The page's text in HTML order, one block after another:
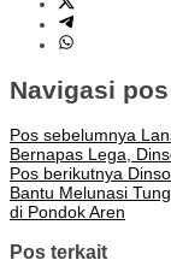
Navigasi pos
Pos sebelumnya
Bernapas Lega,
Pos berikutnya
Bantu Melunasi
di Pondok Aren
Pos terkait